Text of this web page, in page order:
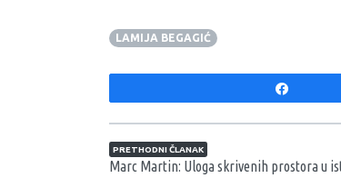
LAMIJA BEGAGIĆ
Navigacija članaka
PRETHODNI ČLANAK
Marc Martin: Uloga skrivenih prostora u